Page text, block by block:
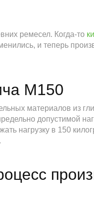
ремесел. Когда-то
и теперь
М150
материалов из
допустимой
нагрузку в 150